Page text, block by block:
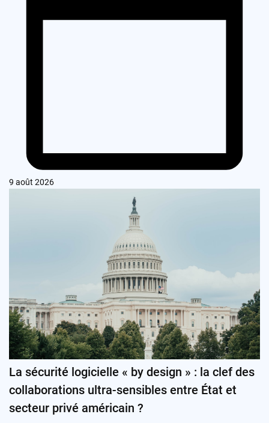
9 août 2026
La sécurité logicielle « by design » : la clef des
collaborations ultra-sensibles entre État et
secteur privé américain ?